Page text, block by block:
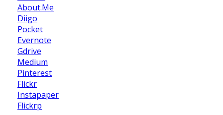
About.Me
Diigo
Pocket
Evernote
Gdrive
Medium
Pinterest
Flickr
Instapaper
Flickrp